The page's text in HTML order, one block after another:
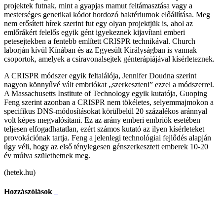
projektek futnak, mint a gyapjas mamut feltámasztása vagy a
mesterséges genetikai kódot hordozó baktériumok előállítása. Meg
nem erősített hírek szerint fut egy olyan projektjük is, ahol az
emlőrákért felelős egyik gént igyekeznek kijavítani emberi
petesejtekben a fentebb említett CRISPR technikával. Church
laborján kívül Kínában és az Egyesült Királyságban is vannak
csoportok, amelyek a csíravonalsejtek génterápiájával kísérleteznek.
A CRISPR módszer egyik feltalálója, Jennifer Doudna szerint
nagyon könnyűvé vált embriókat „szerkeszteni” ezzel a módszerrel.
A Massachusetts Institute of Technology egyik kutatója, Guoping
Feng szerint azonban a CRISPR nem tökéletes, selyemmajmokon a
specifikus DNS-módosításokat körülbelül 20 százalékos aránnyal
volt képes megvalósítani. Ez az arány emberi embriók esetében
teljesen elfogadhatatlan, ezért számos kutató az ilyen kísérleteket
provokációnak tartja. Feng a jelenlegi technológiai fejlődés alapján
úgy véli, hogy az első ténylegesen génszerkesztett emberek 10-20
év múlva születhetnek meg.
(hetek.hu)
Hozzászólások